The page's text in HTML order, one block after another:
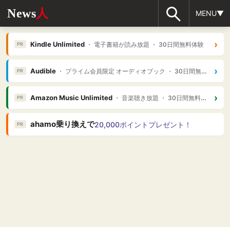
News人 MENU▼
PR Kindle Unlimited・ 電子書籍が読み放題 ・ 30日間無料体験 ›
PR Audible・ プライム会員限定 オーディオブック ・ 30日間無料体験 ›
PR Amazon Music Unlimited・ 音楽聴き放題 ・ 30日間無料体験 ›
PR ahamo乗り換えで20,000ポイントプレゼント！